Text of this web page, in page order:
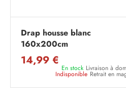
Drap housse blanc
160x200cm
14,99 €
En stock Livraison à
Indisponible Retrait en